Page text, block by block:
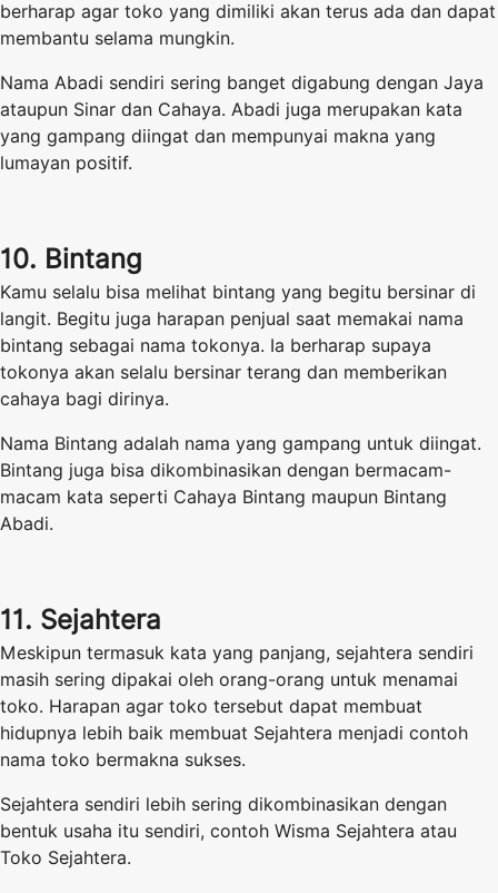
berharap agar toko yang dimiliki akan terus ada dan dapat
membantu selama mungkin.
Nama Abadi sendiri sering banget digabung dengan Jaya
ataupun Sinar dan Cahaya. Abadi juga merupakan kata
yang gampang diingat dan mempunyai makna yang
lumayan positif.
10. Bintang
Kamu selalu bisa melihat bintang yang begitu bersinar di
langit. Begitu juga harapan penjual saat memakai nama
bintang sebagai nama tokonya. Ia berharap supaya
tokonya akan selalu bersinar terang dan memberikan
cahaya bagi dirinya.
Nama Bintang adalah nama yang gampang untuk diingat.
Bintang juga bisa dikombinasikan dengan bermacam-
macam kata seperti Cahaya Bintang maupun Bintang
Abadi.
11. Sejahtera
Meskipun termasuk kata yang panjang, sejahtera sendiri
masih sering dipakai oleh orang-orang untuk menamai
toko. Harapan agar toko tersebut dapat membuat
hidupnya lebih baik membuat Sejahtera menjadi contoh
nama toko bermakna sukses.
Sejahtera sendiri lebih sering dikombinasikan dengan
bentuk usaha itu sendiri, contoh Wisma Sejahtera atau
Toko Sejahtera.